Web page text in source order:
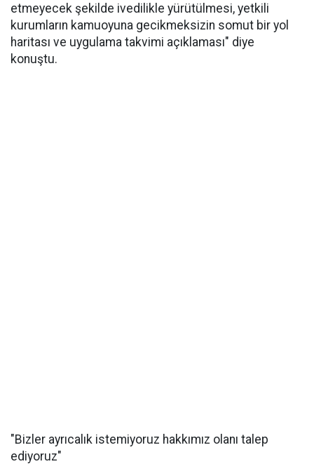
etmeyecek şekilde ivedilikle yürütülmesi, yetkili
kurumların kamuoyuna gecikmeksizin somut bir yol
haritası ve uygulama takvimi açıklaması" diye
konuştu.
"Bizler ayrıcalık istemiyoruz hakkımız olanı talep
ediyoruz"